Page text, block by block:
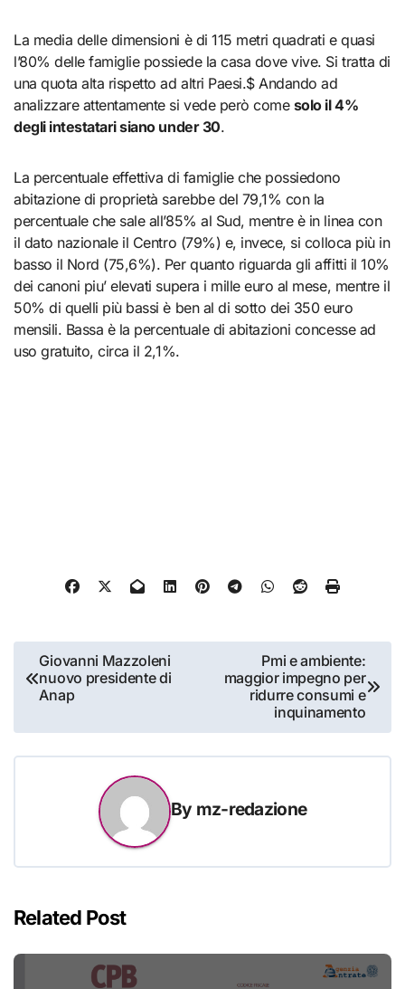
La media delle dimensioni è di 115 metri quadrati e quasi
l’80% delle famiglie possiede la casa dove vive. Si tratta di
una quota alta rispetto ad altri Paesi.$ Andando ad
analizzare attentamente si vede però come solo il 4%
degli intestatari siano under 30.
La percentuale effettiva di famiglie che possiedono
abitazione di proprietà sarebbe del 79,1% con la
percentuale che sale all’85% al Sud, mentre è in linea con
il dato nazionale il Centro (79%) e, invece, si colloca più in
basso il Nord (75,6%). Per quanto riguarda gli affitti il 10%
dei canoni piu’ elevati supera i mille euro al mese, mentre il
50% di quelli più bassi è ben al di sotto dei 350 euro
mensili. Bassa è la percentuale di abitazioni concesse ad
uso gratuito, circa il 2,1%.
Navigazione
articoli
Giovanni Mazzoleni
nuovo presidente di
Anap
Pmi e ambiente:
maggior impegno per
ridurre consumi e
inquinamento
By mz-redazione
Related Post